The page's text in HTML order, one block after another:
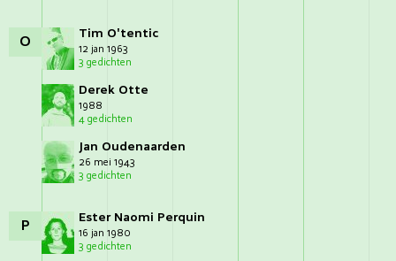
O Tim O'tentic
12 jan 1963
3 gedichten
Derek Otte
1988
4 gedichten
Jan Oudenaarden
26 mei 1943
3 gedichten
P Ester Naomi Perquin
16 jan 1980
3 gedichten